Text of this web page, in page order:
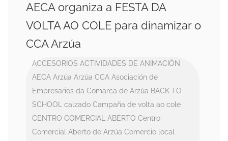
AECA organiza a FESTA DA
VOLTA AO COLE para dinamizar o
CCA Arzúa
ACCESORIOS ACTIVIDADES DE ANIMACIÓN
AECA Arzúa Arzúa CCA Asociación de
Empresarios da Comarca de Arzúa BACK TO
SCHOOL
calzado Campaña de volta ao cole
CENTRO COMERCIAL ABERTO Centro
Comercial Aberto de Arzúa Comercio local